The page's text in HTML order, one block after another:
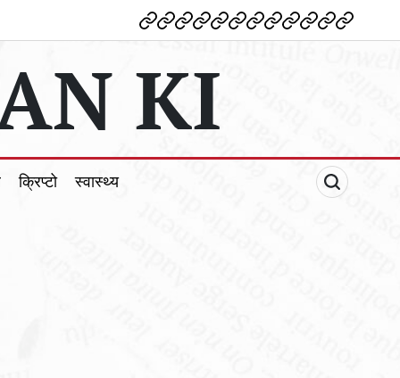
देश विदेशपोलटिकल
मनोरंजन
शिक्षाटेक्नोलॉजी
व्यापारक्राइम
धर्म खेलक्रिप्टोस्वास्थ्य
KI
क्रिप्टो स्वास्थ्य